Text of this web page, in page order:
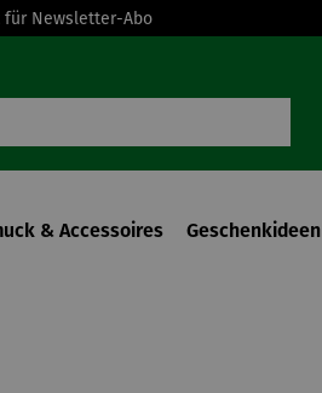
für Newsletter-Abo
& Accessoires Geschenkideen